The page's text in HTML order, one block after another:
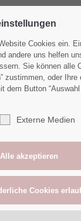
Cookies ein.
andere uns helfen
Sie können alle
zustimmen, oder Ihre
dem Button
Externe Medien